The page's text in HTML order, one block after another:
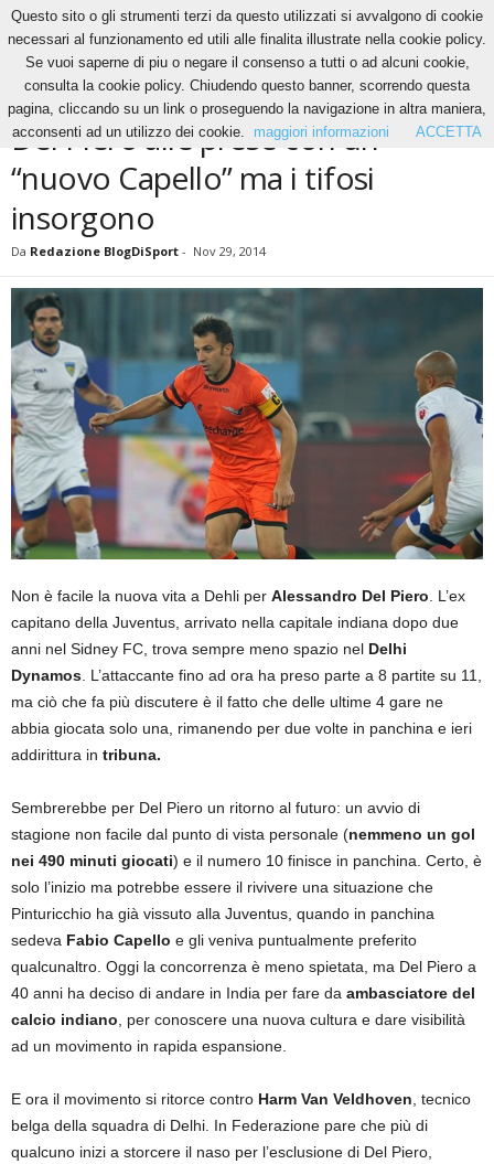
News Del Piero alle prese con un “nuovo Capello” ma i tifosi insorgono
NEWS
Del Piero alle prese con un
“nuovo Capello” ma i tifosi
insorgono
Da Redazione BlogDiSport - Nov 29, 2014
Non è facile la nuova vita a Dehli per Alessandro Del Piero. L’ex
capitano della Juventus, arrivato nella capitale indiana dopo due
anni nel Sidney FC, trova sempre meno spazio nel Delhi
Dynamos. L’attaccante fino ad ora ha preso parte a 8 partite su 11,
ma ciò che fa più discutere è il fatto che delle ultime 4 gare ne
abbia giocata solo una, rimanendo per due volte in panchina e ieri
addirittura in tribuna.
Sembrerebbe per Del Piero un ritorno al futuro: un avvio di
stagione non facile dal punto di vista personale (nemmeno un gol
nei 490 minuti giocati) e il numero 10 finisce in panchina. Certo, è
solo l’inizio ma potrebbe essere il rivivere una situazione che
Pinturicchio ha già vissuto alla Juventus, quando in panchina
sedeva Fabio Capello e gli veniva puntualmente preferito
qualcunaltro. Oggi la concorrenza è meno spietata, ma Del Piero a
40 anni ha deciso di andare in India per fare da ambasciatore del
calcio indiano, per conoscere una nuova cultura e dare visibilità
ad un movimento in rapida espansione.
E ora il movimento si ritorce contro Harm Van Veldhoven, tecnico
belga della squadra di Delhi. In Federazione pare che più di
qualcuno inizi a storcere il naso per l’esclusione di Del Piero,
Questo sito o gli strumenti terzi da questo utilizzati si avvalgono di cookie
necessari al funzionamento ed utili alle finalita illustrate nella cookie policy.
Se vuoi saperne di piu o negare il consenso a tutti o ad alcuni cookie,
consulta la cookie policy. Chiudendo questo banner, scorrendo questa
pagina, cliccando su un link o proseguendo la navigazione in altra maniera,
acconsenti ad un utilizzo dei cookie.
maggiori informazioni ACCETTA